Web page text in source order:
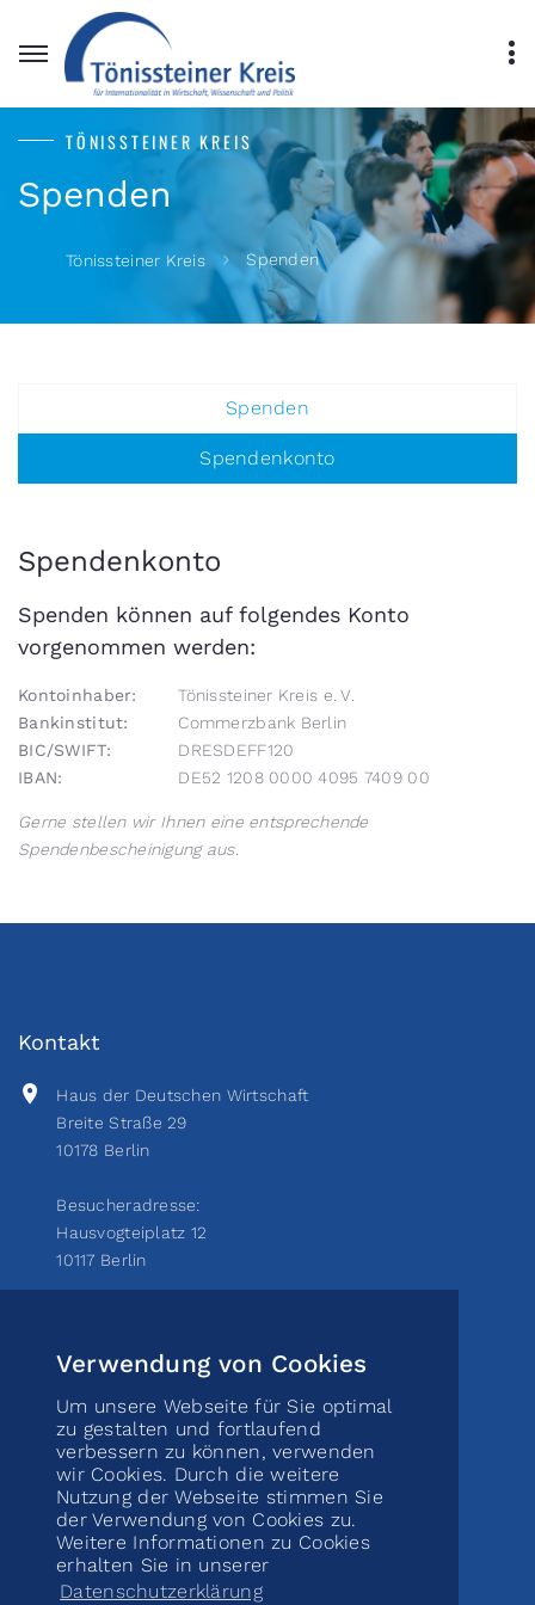
Verwendung von Cookies
Um unsere Webseite für Sie optimal
zu gestalten und fortlaufend
verbessern zu können, verwenden
wir Cookies. Durch die weitere
Nutzung der Webseite stimmen Sie
der Verwendung von Cookies zu.
Weitere Informationen zu Cookies
erhalten Sie in unserer
Datenschutzerklärung
TÖNISSTEINER KREIS
Spenden
Tönissteiner Kreis Spenden
Spenden
Spendenkonto
Spendenkonto
Spenden können auf folgendes Konto
vorgenommen werden:
Kontoinhaber:
Tönissteiner Kreis e. V.
Bankinstitut:
Commerzbank Berlin
BIC/SWIFT:
DRESDEFF120
IBAN:
DE52 1208 0000 4095 7409 00
Gerne stellen wir Ihnen eine entsprechende
Spendenbescheinigung aus.
Kontakt
Haus der Deutschen Wirtschaft
Breite Straße 29
10178 Berlin
Besucheradresse:
Hausvogteiplatz 12
10117 Berlin
info@toenissteiner-kreis.de
Bankverbindung
Kontoinhaber: Tönissteiner Kreis e. V.
Bankinstitut: Commerzbank Berlin
BIC/SWIFT: DRESDEFF120
IBAN: DE52 1208 0000 4095 7409 00